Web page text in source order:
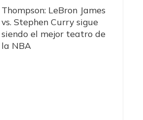
Thompson: LeBron James
vs. Stephen Curry sigue
siendo el mejor teatro de
la NBA